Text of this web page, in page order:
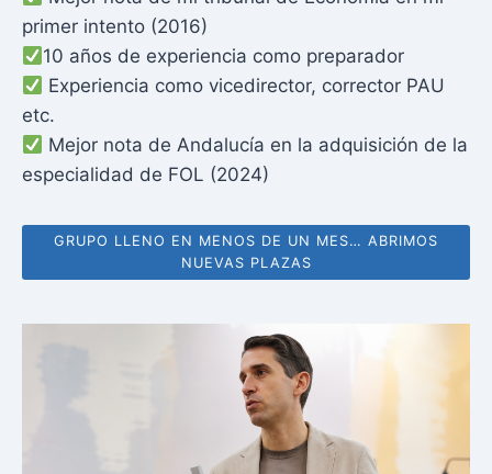
primer intento (2016)
10 años de experiencia como preparador
Experiencia como vicedirector, corrector PAU
etc.
Mejor nota de Andalucía en la adquisición de la
especialidad de FOL (2024)
GRUPO LLENO EN MENOS DE UN MES… ABRIMOS
NUEVAS PLAZAS